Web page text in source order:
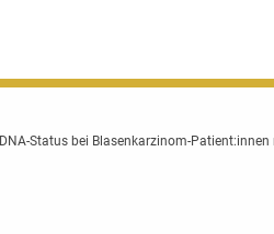
Status bei Blasenkarzinom-